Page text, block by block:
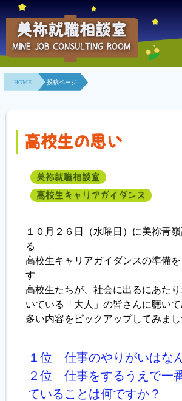
HOME
事業所紹介
相談室とは？
利用者の声
各種セミナー
履歴書ジェネレーター
美祢就職相談室
MINE JOB CONSULTING ROOM
HOME 投稿ページ
高校生の思い
美祢就職相談室
高校生キャリアガイダンス
１０月２６日（水曜日）に美祢青
る
高校生キャリアガイダンスの準備
す
高校生たちが、社会に出るにあた
いている「大人」の皆さんに聴い
多い内容をピックアップしてみまし
１位 仕事のやりがいはな
２位 仕事をするうえで一
ていることは何ですか？